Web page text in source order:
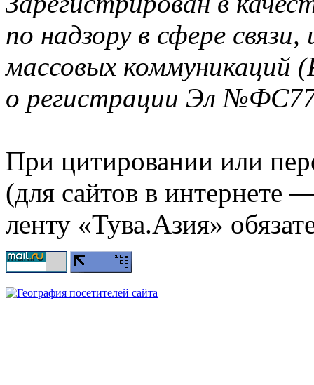
по надзору в сфере
массовых коммуникаций
о регистрации Эл
При цитировании или
(для сайтов в интернете
ленту «Тува.Азия»